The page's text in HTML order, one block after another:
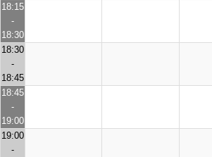
18:15
-
18:30
18:30
-
18:45
18:45
-
19:00
19:00
-